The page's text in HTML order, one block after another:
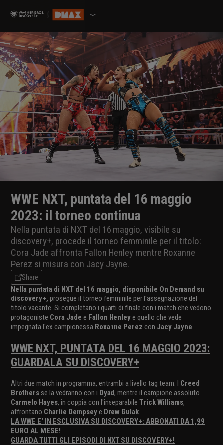
WWE NXT, puntata del 16 maggio
2023: il torneo continua
Nella puntata di NXT del 16 maggio, visibile su
discovery+, procede il torneo femminile per il titolo:
Cora Jade affronta Fallon Henley mentre Roxanne
Perez si misura con Jacy Jayne.
Share
Nella puntata di NXT del 16 maggio, disponibile On Demand su
discovery+, prosegue il torneo femminile per l'assegnazione del
titolo vacante. Si completano i quarti di finale con i match che vedono
protagoniste Cora Jade e Fallon Henleye quello che vede
impegnata l'ex campionessa Roxanne Perez con Jacy Jayne.
WWE NXT, PUNTATA DEL 16 MAGGIO 2023:
GUARDALA SU DISCOVERY+
Altri due match in programma, entrambi a livello tag team. I Creed
Brothers se la vedranno con i Dyad, mentre il campione assoluto
Carmelo Hayes, in coppia con l'inseparabile Trick Williams,
affrontano Charlie Dempseye Drew Gulak.
LA WWE E' IN ESCLUSIVA SU DISCOVERY+: ABBONATI DA 1,99
EURO AL MESE!
GUARDA TUTTI GLI EPISODI DI NXT SU DISCOVERY+!